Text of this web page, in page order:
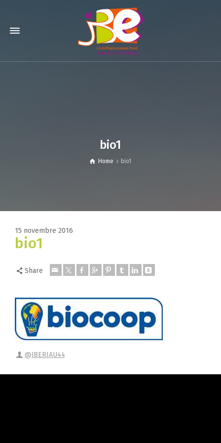
bio1
Home bio1
15 novembre 2016
bio1
Share
@JBERIAU44